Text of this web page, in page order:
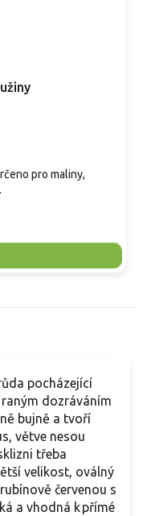
pro maliny,
pocházející
raným dozráváním
bujně a tvoří
větve nesou
třeba
velikost, oválný
červenou s
a vhodná k přímé